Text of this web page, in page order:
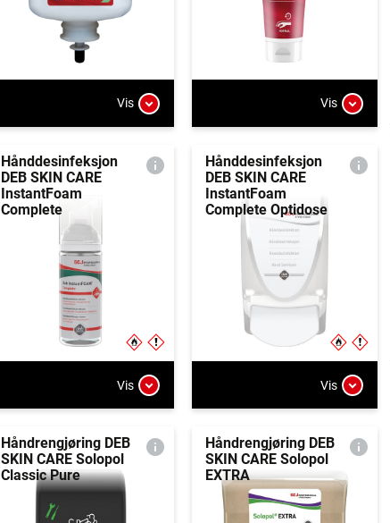
Vis Vis
Hånddesinfeksjon
DEB SKIN CARE
InstantFoam
Complete
Vis
Hånddesinfeksjon
DEB SKIN CARE
InstantFoam
Complete Optidose
Vis
Håndrengjøring DEB
SKIN CARE Solopol
Classic Pure
Håndrengjøring DEB
SKIN CARE Solopol
EXTRA